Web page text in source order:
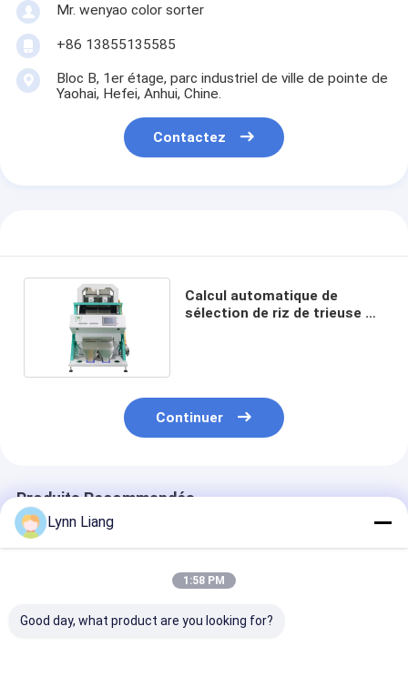
Mr. wenyao color sorter
+86 13855135585
Bloc B, 1er étage, parc industriel de ville de pointe de
Yaohai, Hefei, Anhui, Chine.
Contactez
Calcul automatique de
sélection de riz de trieuse de
Continuer
Produits Recommandés
Lynn Liang
1:58 PM
Good day, what product are you looking for?